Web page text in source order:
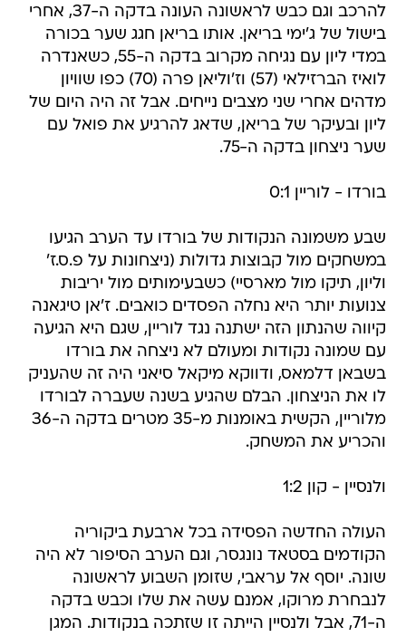
להרכב וגם כבש לראשונה העונה בדקה ה-37, אחרי
בישול של ג'ימי בריאן. אותו בריאן חגג שער בכורה
במדי ליון עם נגיחה מקרוב בדקה ה-55, כשאנדרה
לואיז הברזילאי (57) וז'וליאן פרה (70) כפו שוויון
מדהים אחרי שני מצבים נייחים. אבל זה היה היום של
ליון ובעיקר של בריאן, שדאג להרגיע את פואל עם
שער ניצחון בדקה ה-75.
בורדו - לוריין 0:1
שבע משמונה הנקודות של בורדו עד הערב הגיעו
במשחקים מול קבוצות גדולות (ניצחונות על פ.ס.ז'
וליון, תיקו מול מארסיי) כשבעימותים מול יריבות
צנועות יותר היא נחלה הפסדים כואבים. ז'אן טיגאנה
קיווה שהנתון הזה ישתנה נגד לוריין, שגם היא הגיעה
עם שמונה נקודות ומעולם לא ניצחה את בורדו
בשבאן דלמאס, ודווקא מיקאל סיאני היה זה שהעניק
לו את הניצחון. הבלם שהגיע בשנה שעברה לבורדו
מלוריין, הקשית באומנות מ-35 מטרים בדקה ה-36
והכריע את המשחק.
ולנסיין - קון 1:2
העולה החדשה הפסידה בכל ארבעת ביקוריה
הקודמים בסטאד נונגסר, וגם הערב הסיפור לא היה
שונה. יוסף אל עראבי, שזומן השבוע לראשונה
לנבחרת מרוקו, אמנם עשה את שלו וכבש בדקה
ה-71, אבל ולנסיין הייתה זו שזתכה בנקודות. המגן